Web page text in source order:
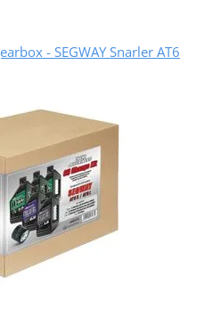
- SEGWAY Snarler AT6